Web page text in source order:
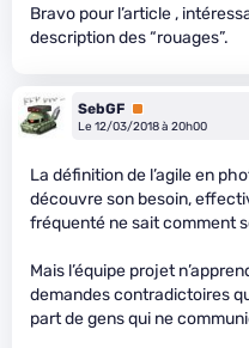
Bravo pour l’article ,
description des “rouages”.
SebGF Premium
Le 12/03/2018 à 20h00
La définition de l’agile en
découvre son besoin,
fréquenté ne sait comment
Mais l’équipe projet
demandes contradictoires
part de gens qui ne